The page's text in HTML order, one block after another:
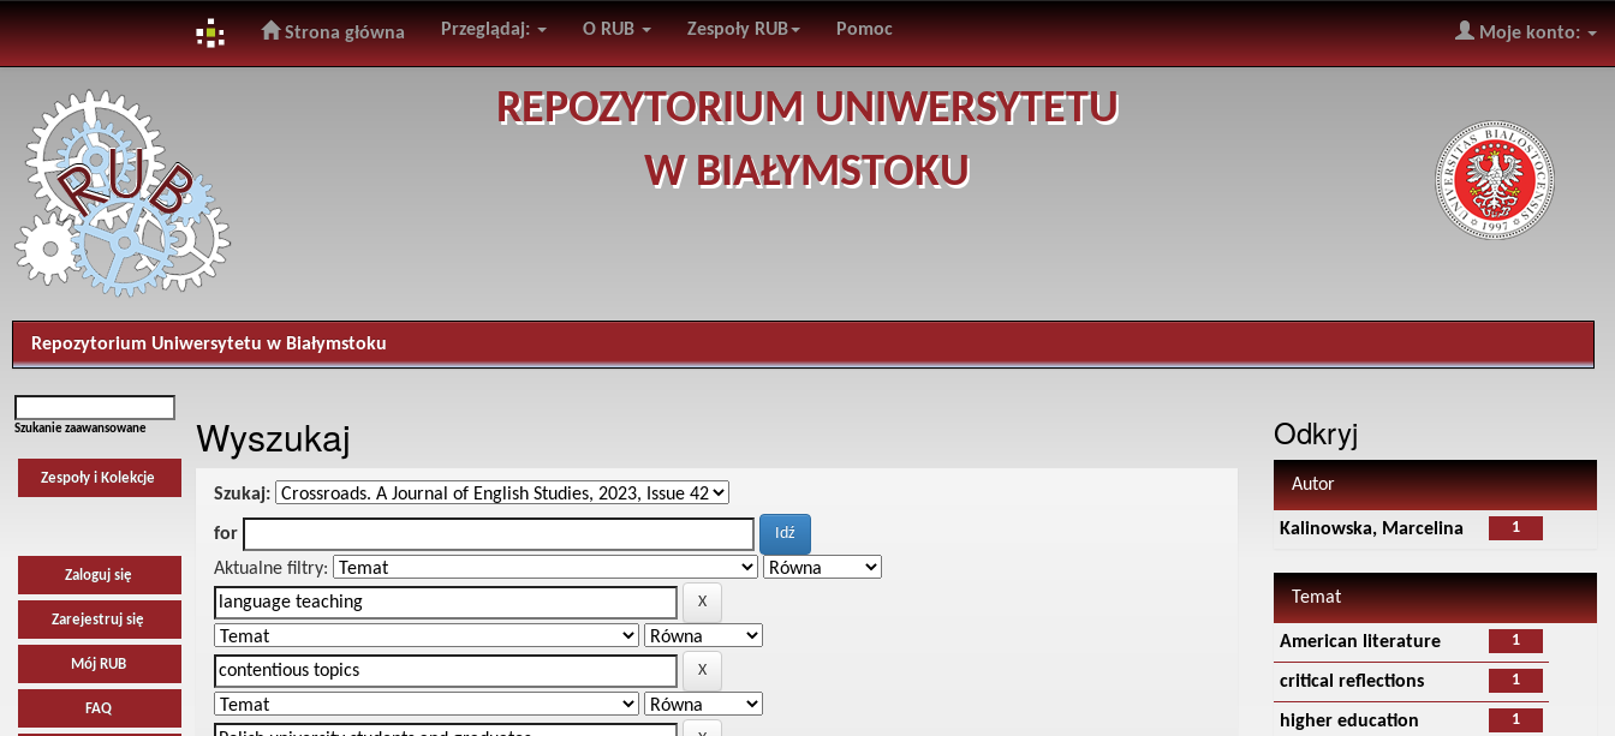
navigation
Strona główna Przeglądaj: O RUB Zespoły RUB Pomoc Moje konto:
REPOZYTORIUM UNIWERSYTETU
W BIAŁYMSTOKU
Repozytorium Uniwersytetu w Białymstoku
Szukanie zaawansowane
Zespoły i Kolekcje
Zaloguj się
Zarejestruj się
Mój RUB
FAQ
Wyszukaj
Szukaj:
for
Aktualne filtry:
Odkryj
Autor
1
Kalinowska, Marcelina
Temat
1
American literature
1
critical reflections
1
higher education